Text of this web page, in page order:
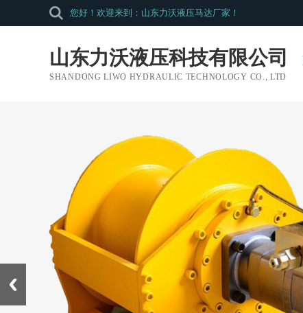
您好！欢迎来到：山东力沃液压马达厂家！
山东力沃液压科技有限公司
SHANDONG LIWO HYDRAULIC TECHNOLOGY CO., LTD